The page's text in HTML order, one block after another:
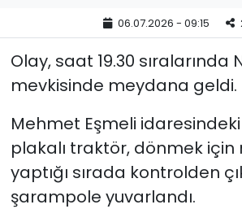
06.07.2026 - 09:15
Olay, saat 19.30 sıralarında
mevkisinde meydana geldi.
Mehmet Eşmeli idaresindeki
plakalı traktör, dönmek
yaptığı sırada kontrolden
şarampole yuvarlandı.
TEKNOLOJİ
Yaşam
YEREL POLİTİKA
YEREL YÖNETİMLER